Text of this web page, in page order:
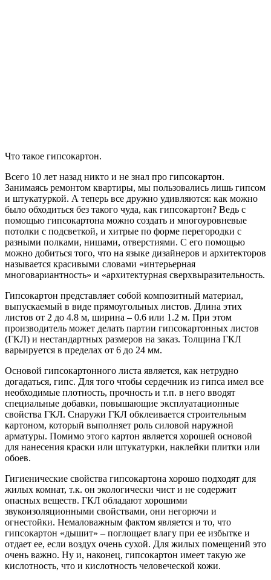
Что такое гипсокартон.
Всего 10 лет назад никто и не знал про гипсокартон.
Занимаясь ремонтом квартиры, мы пользовались лишь гипсом
и штукатуркой. А теперь все дружно удивляются: как можно
было обходиться без такого чуда, как гипсокартон? Ведь с
помощью гипсокартона можно создать и многоуровневые
потолки с подсветкой, и хитрые по форме перегородки с
разными полками, нишами, отверстиями. С его помощью
можно добиться того, что на языке дизайнеров и архитекторов
называется красивыми словами «интерьерная
многовариантность» и «архитектурная сверхвыразительность.
Гипсокартон представляет собой композитный материал,
выпускаемый в виде прямоугольных листов. Длина этих
листов от 2 до 4.8 м, ширина – 0.6 или 1.2 м. При этом
производитель может делать партии гипсокартонных листов
(ГКЛ) и нестандартных размеров на заказ. Толщина ГКЛ
варьируется в пределах от 6 до 24 мм.
Основой гипсокартонного листа является, как нетрудно
догадаться, гипс. Для того чтобы сердечник из гипса имел все
необходимые плотность, прочность и т.п. в него вводят
специальные добавки, повышающие эксплуатационные
свойства ГКЛ. Снаружи ГКЛ обклеивается строительным
картоном, который выполняет роль силовой наружной
арматуры. Помимо этого картон является хорошей основой
для нанесения краски или штукатурки, наклейки плитки или
обоев.
Гигиенические свойства гипсокартона хорошо подходят для
жилых комнат, т.к. он экологически чист и не содержит
опасных веществ. ГКЛ обладают хорошими
звукоизоляционными свойствами, они негорючи и
огнестойки. Немаловажным фактом является и то, что
гипсокартон «дышит» – поглощает влагу при ее избытке и
отдает ее, если воздух очень сухой. Для жилых помещений это
очень важно. Ну и, наконец, гипсокартон имеет такую же
кислотность, что и кислотность человеческой кожи.